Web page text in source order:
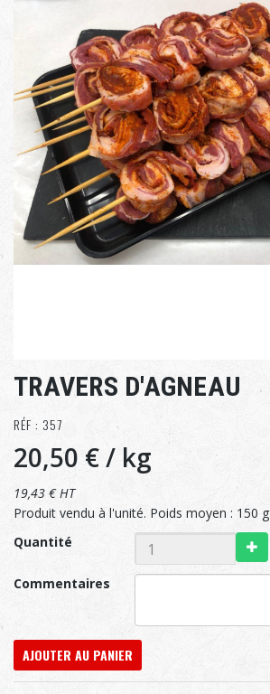
TRAVERS D'AGNEAU
RÉF : 357
20,50 €/ kg
19,43 € HT
Produit vendu à l'unité. Poids moyen : 150 g
Quantité
Commentaires
AJOUTER AU PANIER